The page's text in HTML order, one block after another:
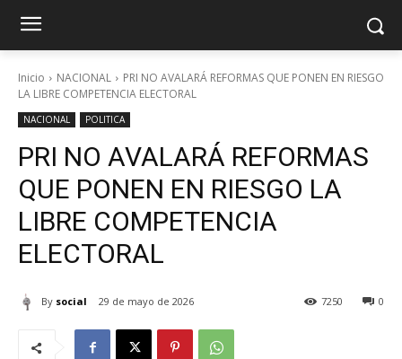
Inicio NACIONAL
PRI NO AVALARÁ REFORMAS QUE PONEN EN RIESGO
LA LIBRE COMPETENCIA ELECTORAL
NACIONAL POLITICA
PRI NO AVALARÁ REFORMAS
QUE PONEN EN RIESGO LA
LIBRE COMPETENCIA
ELECTORAL
By social 29 de mayo de 2026 0
7250